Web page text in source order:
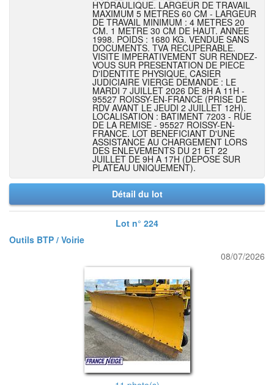
HYDRAULIQUE. LARGEUR DE TRAVAIL
MAXIMUM 5 METRES 60 CM - LARGEUR
DE TRAVAIL MINIMUM : 4 METRES 20
CM. 1 METRE 30 CM DE HAUT. ANNEE
1998. POIDS : 1680 KG. VENDUE SANS
DOCUMENTS. TVA RECUPERABLE.
VISITE IMPERATIVEMENT SUR RENDEZ-
VOUS SUR PRESENTATION DE PIECE
D'IDENTITE PHYSIQUE, CASIER
JUDICIAIRE VIERGE DEMANDE : LE
MARDI 7 JUILLET 2026 DE 8H A 11H -
95527 ROISSY-EN-FRANCE (PRISE DE
RDV AVANT LE JEUDI 2 JUILLET 12H).
LOCALISATION : BATIMENT 7203 - RUE
DE LA REMISE - 95527 ROISSY-EN-
FRANCE. LOT BENEFICIANT D'UNE
ASSISTANCE AU CHARGEMENT LORS
DES ENLEVEMENTS DU 21 ET 22
JUILLET DE 9H A 17H (DEPOSE SUR
PLATEAU UNIQUEMENT).
Détail du lot
Lot n° 224
Outils BTP / Voirie
08/07/2026